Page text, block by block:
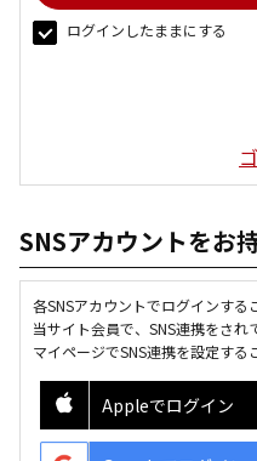
ログインしたままにする
SNSアカウントをお
各SNSアカウントでログインする
当サイト会員で、SNS連携をさ
マイページでSNS連携を設定する
Appleでログイン